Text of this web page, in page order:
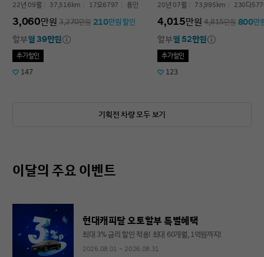
22년 09월 37,516km 17오6797 용인
3,060만원 3,270만원 210만원 할인
할부월 39만원
추가할인
147
20년 07월 73,995km 230다
4,015만원 4,815만원 800만
할부월 52만원
추가할인
123
기획전 차량 모두 보기
이달의 주요 이벤트
현대캐피탈 오토할부 특별혜택
최대 3% 금리 할인 적용! 최대 60개월, 1억원까지!
2026.08.01 ~ 2026.08.31